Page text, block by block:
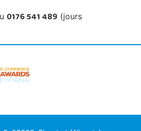
0176 541 489 (jours